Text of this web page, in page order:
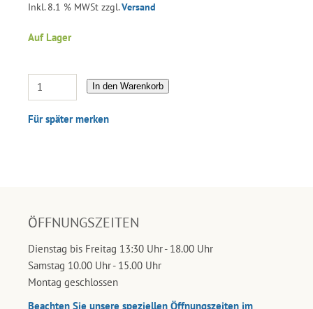
Inkl. 8.1 % MWSt zzgl.Versand
Auf Lager
In den Warenkorb
Für später merken
ÖFFNUNGSZEITEN
Dienstag bis Freitag 13:30 Uhr - 18.00 Uhr
Samstag 10.00 Uhr - 15.00 Uhr
Montag geschlossen
Beachten Sie unsere speziellen Öffnungszeiten im